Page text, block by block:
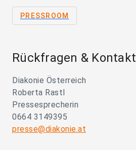
PRESSROOM
Rückfragen & Kontakt
Diakonie Österreich
Roberta Rastl
Pressesprecherin
0664 3149395
presse@diakonie.at